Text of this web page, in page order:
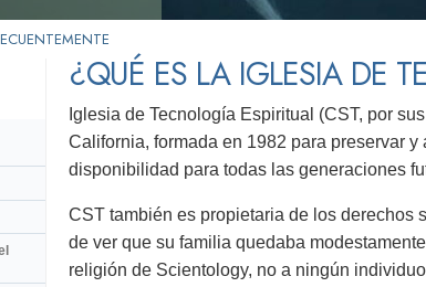
¿QUÉ ES LA IGLESIA DE
Iglesia de Tecnología Espiritual (CST, por
California, formada en 1982 para preservar
disponibilidad para todas las generaciones
CST también es propietaria de los derechos
de ver que su familia quedaba
religión de Scientology, no a ningún